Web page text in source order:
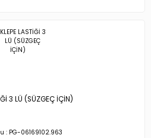
3 LÜ (SÜZGEÇ İÇİN)
: PG-06169102.963